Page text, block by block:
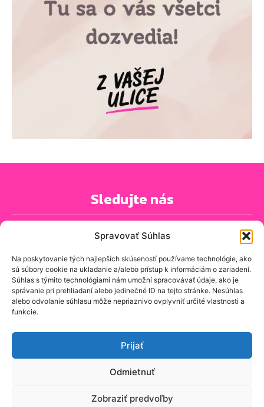
Spravovať Súhlas
Na poskytovanie tých najlepších skúseností používame technológie, ako
sú súbory cookie na ukladanie a/alebo prístup k informáciám o zariadení.
Súhlas s týmito technológiami nám umožní spracovávať údaje, ako je
správanie pri prehliadaní alebo jedinečné ID na tejto stránke. Nesúhlas
alebo odvolanie súhlasu môže nepriaznivo ovplyvniť určité vlastnosti a
funkcie.
Prijať
Odmietnuť
Zobraziť predvoľby
Sledujte nás
PRIHLÁSIŤ SA K ODBERU NOVINIEK
Kontakt
Zásady ochrany osobných údajov
Zásady používania cookie (EÚ)